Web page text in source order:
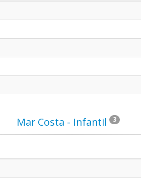
Mar Costa - Infantil 3